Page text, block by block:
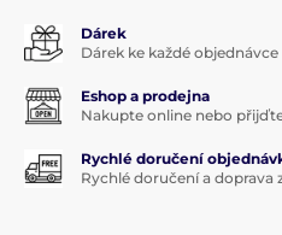
Dárek
Dárek ke každé objednávce
Eshop a prodejna
Nakupte online nebo
Rychlé doručení
Rychlé doručení a doprava